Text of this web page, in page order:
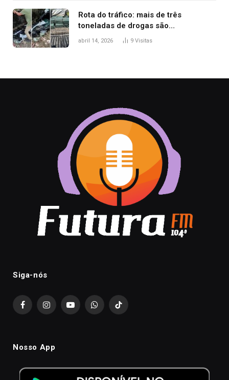
Rota do tráfico: mais de três
toneladas de drogas são
apreendidas no TO em três meses
abril 14, 2026 9 Visitas
Siga-nós
FacebookInstagramYouTubeWhatsAppTikTok
Nosso App